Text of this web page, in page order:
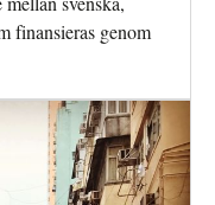
finansieras genom